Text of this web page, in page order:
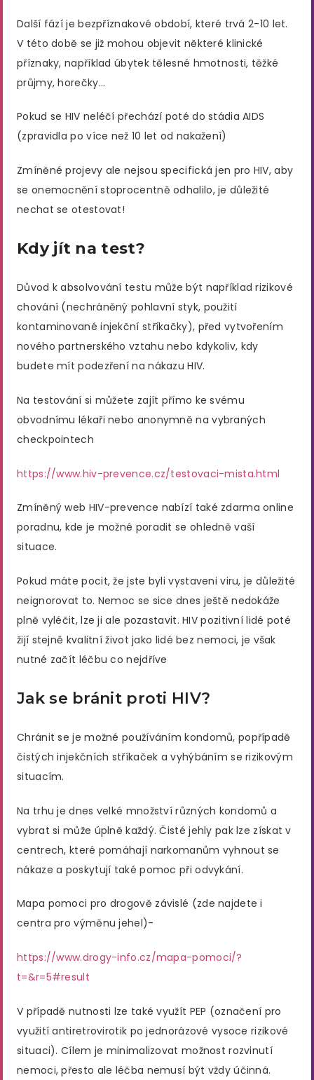
Další fází je bezpříznakové období, které trvá 2-10 let.
V této době se již mohou objevit některé klinické
příznaky, například úbytek tělesné hmotnosti, těžké
průjmy, horečky…
Pokud se HIV neléčí přechází poté do stádia AIDS
(zpravidla po více než 10 let od nakažení)
Zmíněné projevy ale nejsou specifická jen pro HIV, aby
se onemocnění stoprocentně odhalilo, je důležité
nechat se otestovat!
Kdy jít na test?
Důvod k absolvování testu může být například rizikové
chování (nechráněný pohlavní styk, použití
kontaminované injekční stříkačky), před vytvořením
nového partnerského vztahu nebo kdykoliv, kdy
budete mít podezření na nákazu HIV.
Na testování si můžete zajít přímo ke svému
obvodnímu lékaři nebo anonymně na vybraných
checkpointech
https://www.hiv-prevence.cz/testovaci-mista.html
Zmíněný web HIV-prevence nabízí také zdarma online
poradnu, kde je možné poradit se ohledně vaší
situace.
Pokud máte pocit, že jste byli vystaveni viru, je důležité
neignorovat to. Nemoc se sice dnes ještě nedokáže
plně vyléčit, lze ji ale pozastavit. HIV pozitivní lidé poté
žijí stejně kvalitní život jako lidé bez nemoci, je však
nutné začít léčbu co nejdříve
Jak se bránit proti HIV?
Chránit se je možné používáním kondomů, popřípadě
čistých injekčních stříkaček a vyhýbáním se rizikovým
situacím.
Na trhu je dnes velké množství různých kondomů a
vybrat si může úplně každý. Čisté jehly pak lze získat v
centrech, které pomáhají narkomanům vyhnout se
nákaze a poskytují také pomoc při odvykání.
Mapa pomoci pro drogově závislé (zde najdete i
centra pro výměnu jehel)-
https://www.drogy-info.cz/mapa-pomoci/?
t=&r=5#result
V případě nutnosti lze také využít PEP (označení pro
využití antiretrovirotik po jednorázové vysoce rizikové
situaci). Cílem je minimalizovat možnost rozvinutí
nemoci, přesto ale léčba nemusí být vždy účinná.